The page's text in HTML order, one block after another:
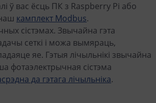
ў вас ёсць ПК з Raspberry Pi або
камплект Modbus.
сістэмах. Звычайна гэта
сеткі і можа вымяраць,
яе. Гэтыя лічыльнікі звычайна
фотаэлектрычная сістэма
да гэтага лічыльніка.